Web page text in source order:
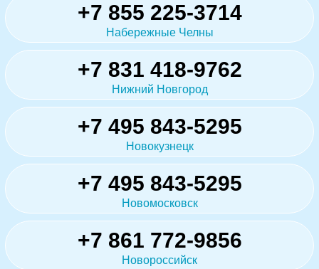
+7 855 225-3714
Набережные Челны
+7 831 418-9762
Нижний Новгород
+7 495 843-5295
Новокузнецк
+7 495 843-5295
Новомосковск
+7 861 772-9856
Новороссийск